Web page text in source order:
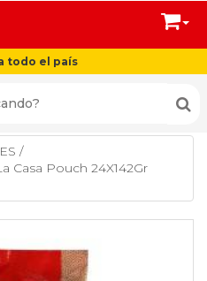
todo el país
/
Pouch 24X142Gr